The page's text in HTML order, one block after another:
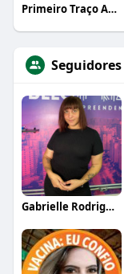
Primeiro Traço Arquitetura
Seguidores
Gabrielle Rodrigues